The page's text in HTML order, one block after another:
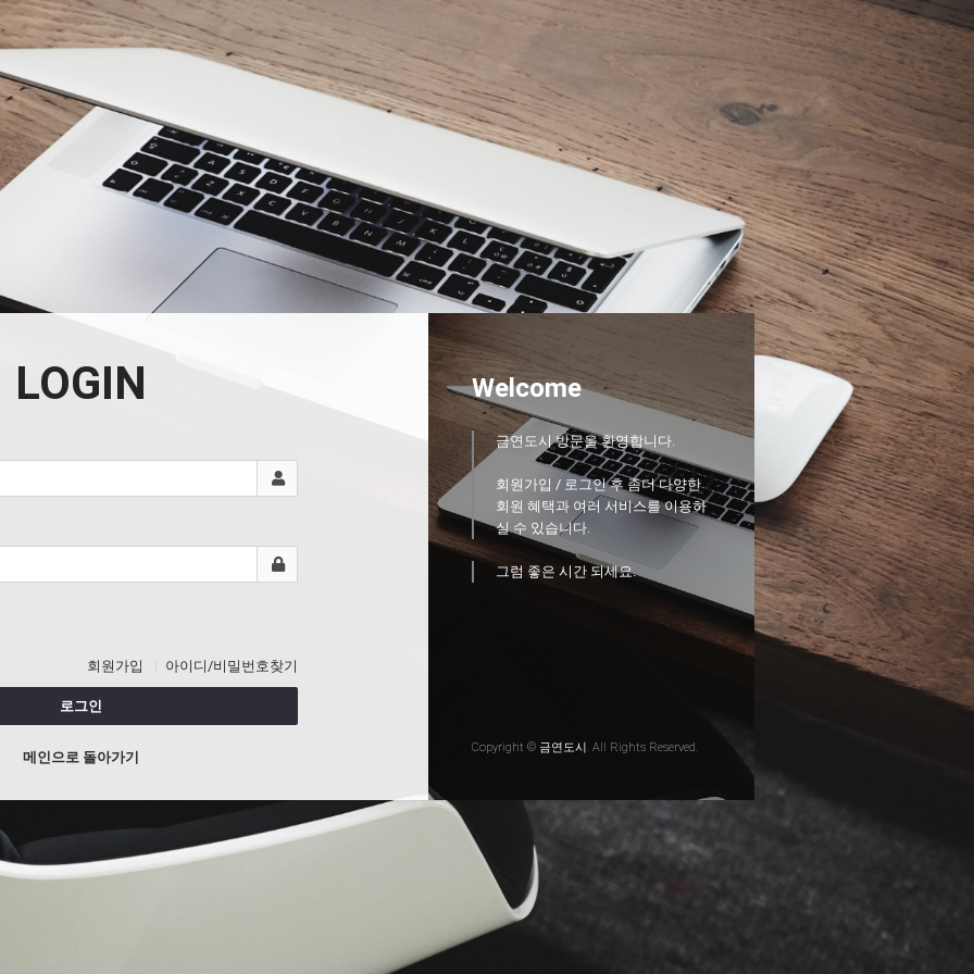
LOGIN
회원가입 아이디/비밀번호찾기
로그인
메인으로 돌아가기
Welcome
금연도시 방문을 환영합니다.
회원가입 / 로그인 후 좀더 다양한
회원 혜택과 여러 서비스를 이용하
실 수 있습니다.
그럼 좋은 시간 되세요.
Copyright © 금연도시. All Rights Reserved.